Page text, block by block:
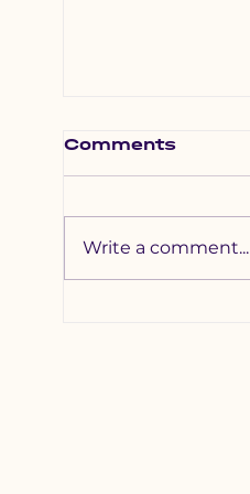
Comments
Write a comment...